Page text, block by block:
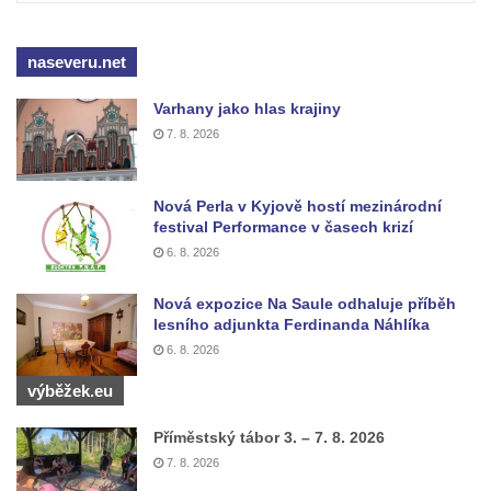
Sloup s kaplicí (boží muka) ve Lvové
Sloup Nejsvětější Trojice v Zákupech
Sloup Panny Marie v Okrouhlické ulici v
Mimoni
Sloup se sochou Anny Samotřetí v Hrádku
nad Nisou
Sloup Panny Marie v Bělé pod Bezdězem
Sloup s kaplicí (boží muka) u Hvězdy
Sloup s kaplicí (boží muka) v Kyjích
Sloup Panny Marie v Třebechovicích pod
Orebem
Sloup Nejsvětější Trojice v Třebechovicích
pod Orebem
Sloup s kaplicí (boží muka) Kamenická
naseveru.net
Varhany jako hlas krajiny
7. 8. 2026
Nová Perla v Kyjově hostí mezinárodní
festival Performance v časech krizí
6. 8. 2026
Nová expozice Na Saule odhaluje příběh
lesního adjunkta Ferdinanda Náhlíka
6. 8. 2026
výběžek.eu
Příměstský tábor 3. – 7. 8. 2026
7. 8. 2026